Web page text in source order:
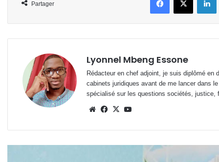
Partager
Lyonnel Mbeng Essone
Rédacteur en chef adjoint, je suis diplômé
cabinets juridiques avant de me lancer dans
spécialisé sur les questions sociétés,
WebsiteFacebook
X